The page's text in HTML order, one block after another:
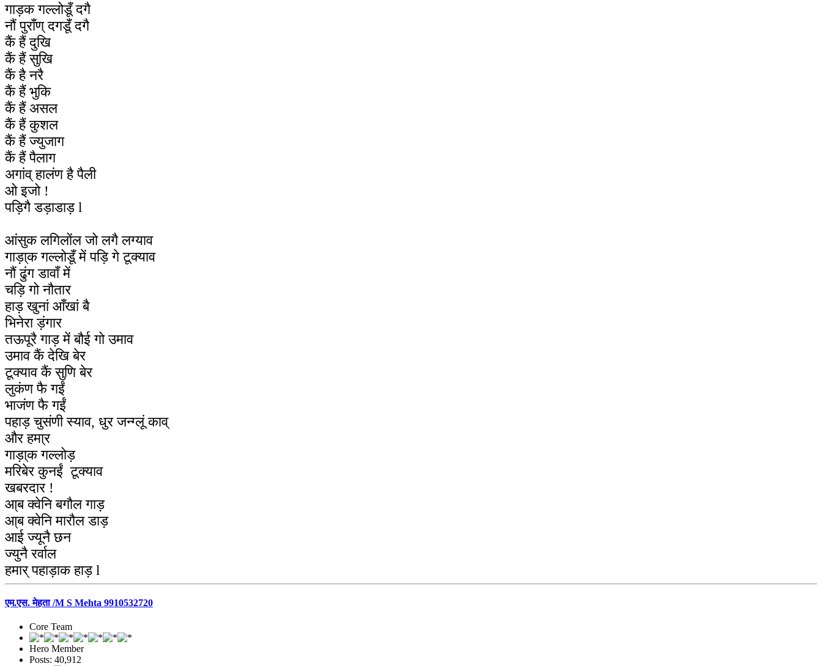
गाड़क गल्लोडूँ दगै
नौं पुराँण् दगडूँ दगै
कैं हैं दुखि
कैं हैं सुखि
कैं है नरै
कैं हैं भुकि
कैं हैं असल
कैं हैं कुशल
कैं हैं ज्युजाग
कैं हैं पैलाग
अगांव् हालंण है पैली
ओ इजो !
पड़िगै डड़ाडाड़ l
आंसुक लगिलोंल जो लगै लग्याव
गाड़ा्क गल्लोडूँ में पड़ि गे टूक्याव
नौं ढुंग डावाँ में
चड़ि गो नौतार
हाड़ खुनां आँखां बै
भिनेरा ड़ंगार
तऊपूरै गाड़ में बौई गो उमाव
उमाव कैं देखि बेर
टूक्याव कैं सुणि बेर
लुकंण फै गईं
भाजंण फै गईं
पहाड़ चुसंणी स्याव, धुर जन्ग्लूं काव्
और हमा्र
गाड़ा्क गल्लोड़
मरिबेर कुनईं टूक्याव
खबरदार !
आ्ब क्वेनि बगौल गाड़
आ्ब क्वेनि मारौल डाड़
आई ज्यूनै छन
ज्युनै रर्वाल
हमार् पहाड़ाक हाड़ l
एम.एस. मेहता /M S Mehta 9910532720
Core Team
Hero Member
Posts: 40,912